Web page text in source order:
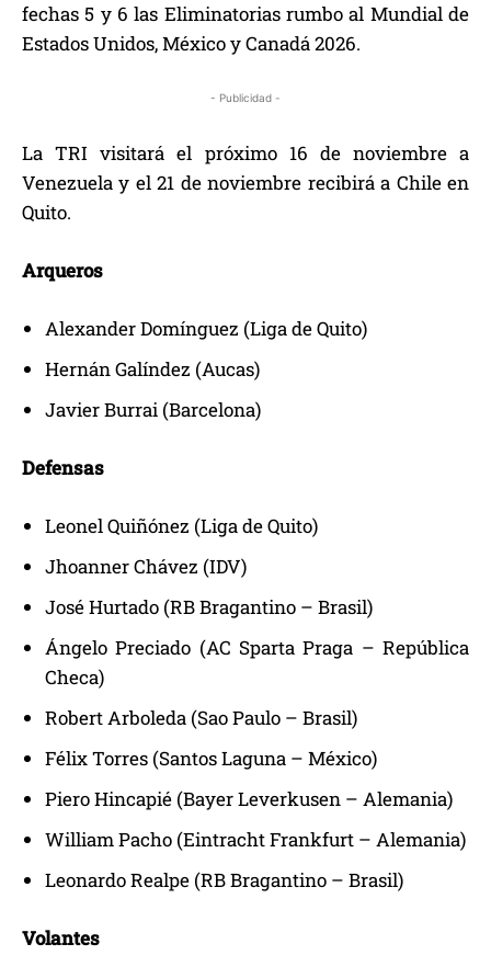
fechas 5 y 6 las Eliminatorias rumbo al Mundial de
Estados Unidos, México y Canadá 2026.
- Publicidad -
La TRI visitará el próximo 16 de noviembre a
Venezuela y el 21 de noviembre recibirá a Chile en
Quito.
Arqueros
Alexander Domínguez (Liga de Quito)
Hernán Galíndez (Aucas)
Javier Burrai (Barcelona)
Defensas
Leonel Quiñónez (Liga de Quito)
Jhoanner Chávez (IDV)
José Hurtado (RB Bragantino – Brasil)
Ángelo Preciado (AC Sparta Praga – República
Checa)
Robert Arboleda (Sao Paulo – Brasil)
Félix Torres (Santos Laguna – México)
Piero Hincapié (Bayer Leverkusen – Alemania)
William Pacho (Eintracht Frankfurt – Alemania)
Leonardo Realpe (RB Bragantino – Brasil)
Volantes